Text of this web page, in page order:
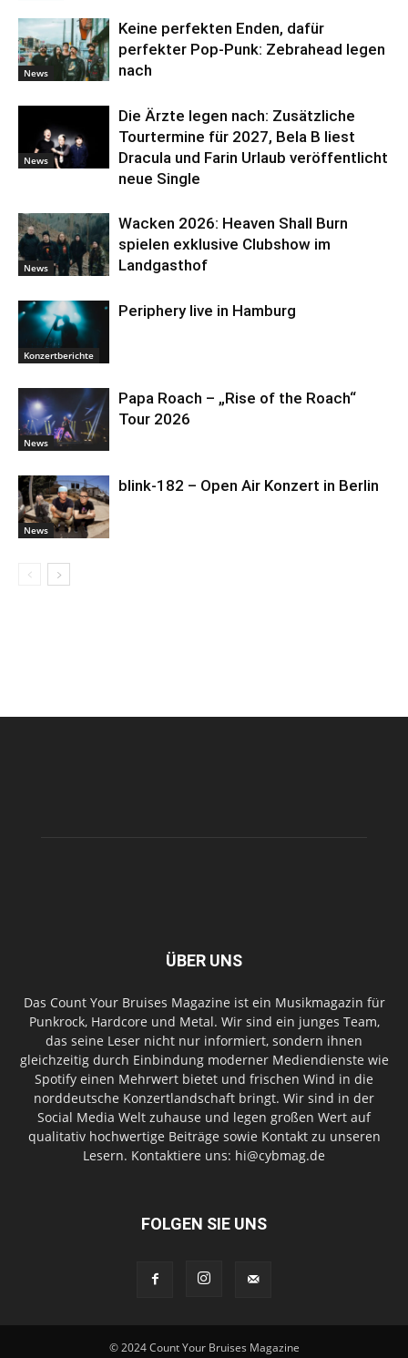
News
Keine perfekten Enden, dafür
perfekter Pop-Punk: Zebrahead legen
nach
News
Die Ärzte legen nach: Zusätzliche
Tourtermine für 2027, Bela B liest
Dracula und Farin Urlaub veröffentlicht
neue Single
News
Wacken 2026: Heaven Shall Burn
spielen exklusive Clubshow im
Landgasthof
Konzertberichte
Periphery live in Hamburg
News
Papa Roach – „Rise of the Roach“
Tour 2026
News
blink-182 – Open Air Konzert in Berlin
ÜBER UNS
Das Count Your Bruises Magazine ist ein Musikmagazin für
Punkrock, Hardcore und Metal. Wir sind ein junges Team,
das seine Leser nicht nur informiert, sondern ihnen
gleichzeitig durch Einbindung moderner Mediendienste wie
Spotify einen Mehrwert bietet und frischen Wind in die
norddeutsche Konzertlandschaft bringt. Wir sind in der
Social Media Welt zuhause und legen großen Wert auf
qualitativ hochwertige Beiträge sowie Kontakt zu unseren
Lesern. Kontaktiere uns: hi@cybmag.de
FOLGEN SIE UNS
© 2024 Count Your Bruises Magazine